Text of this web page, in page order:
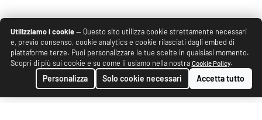
Utilizziamo i cookie— Questo sito utilizza cookie strettamente necessari
e, previo consenso, cookie analytics e cookie rilasciati dagli embed di
piattaforme terze. Puoi personalizzare le tue scelte in qualsiasi momento.
Scopri di più sui cookie e su come li usiamo nella nostra Cookie Policy.
Personalizza Solo cookie necessari Accetta tutto